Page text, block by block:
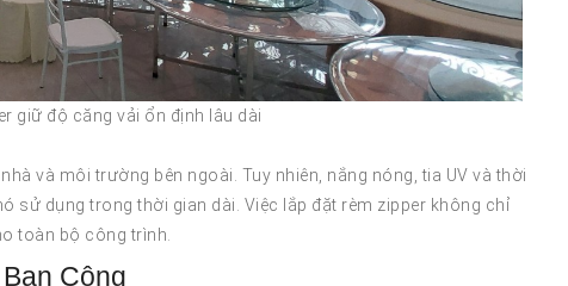
giữ độ căng vải ổn định lâu dài
và môi trường bên ngoài. Tuy nhiên, nắng nóng, tia UV và thời
sử dụng trong thời gian dài. Việc lắp đặt rèm zipper không chỉ
toàn bộ công trình.
Công